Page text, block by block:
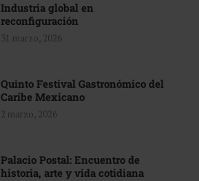
Industria global en
reconfiguración
31 marzo, 2026
Quinto Festival Gastronómico del
Caribe Mexicano
2 marzo, 2026
Palacio Postal: Encuentro de
historia, arte y vida cotidiana